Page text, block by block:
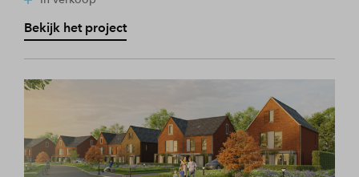
Bekijk het project